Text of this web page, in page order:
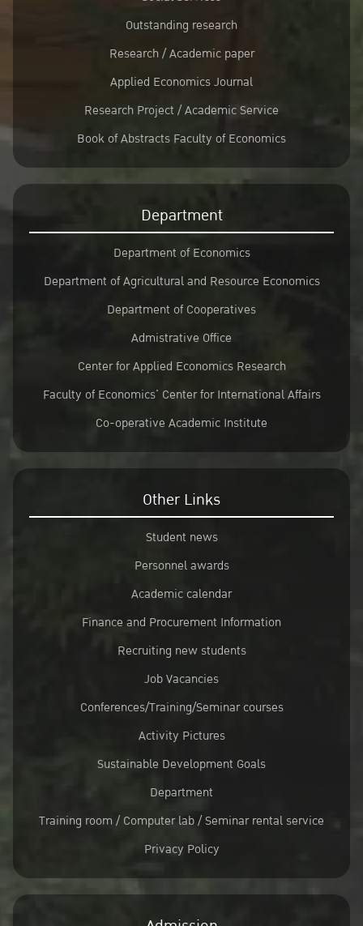
Outstanding research
Research / Academic paper
Applied Economics Journal
Research Project / Academic Service
Book of Abstracts Faculty of Economics
Department
Department of Economics
Department of Agricultural and Resource Economics
Department of Cooperatives
Admistrative Office
Center for Applied Economics Research
Faculty of Economics’ Center for International Affairs
Co-operative Academic Institute
Other Links
Student news
Personnel awards
Academic calendar
Finance and Procurement Information
Recruiting new students
Job Vacancies
Conferences/Training/Seminar courses
Activity Pictures
Sustainable Development Goals
Department
Training room / Computer lab / Seminar rental service
Privacy Policy